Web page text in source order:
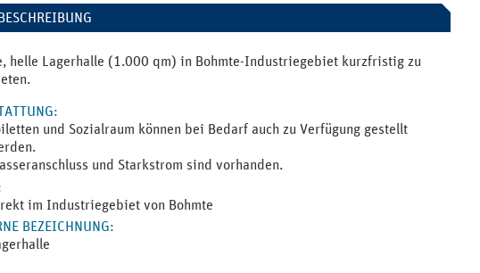
BESCHREIBUNG
helle Lagerhalle (1.000 qm) in Bohmte-Industriegebiet kurzfristig zu
:
und Sozialraum können bei Bedarf auch zu Verfügung gestellt
und Starkstrom sind vorhanden.
im Industriegebiet von Bohmte
BEZEICHNUNG: